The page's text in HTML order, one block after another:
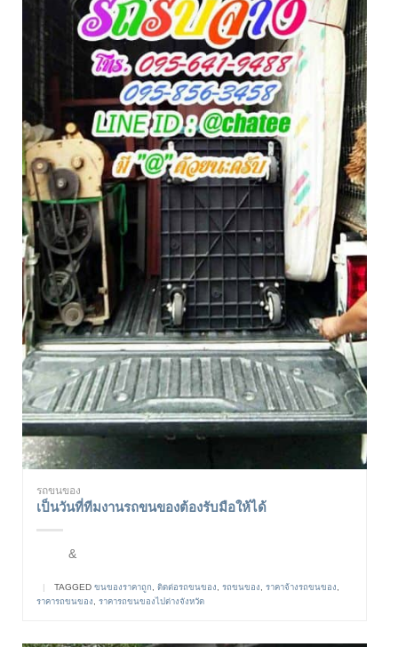
รถขนของ
เป็นวันที่ทีมงานรถขนของต้องรับมือให้ได้
&
| TAGGED ขนของราคาถูก ติดต่อรถขนของ รถขนของ ราคาจ้างรถขนของ
ราคารถขนของ
ราคารถขนของไปต่างจังหวัด